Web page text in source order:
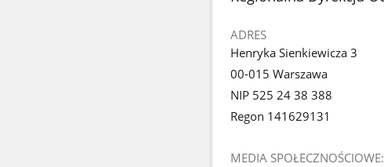
ADRES
Henryka Sienkiewicza 3
00-015 Warszawa
NIP 525 24 38 388
Regon 141629131
MEDIA SPOŁECZNOŚCIOWE: